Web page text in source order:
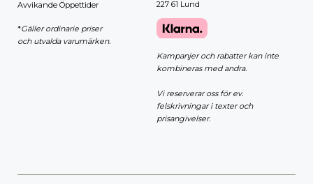
Avvikande Öppettider
*Gäller ordinarie priser
och utvalda varumärken.
227 61 Lund
Kampanjer och rabatter kan inte
kombineras med andra.
Vi reserverar oss för ev.
felskrivningar i texter och
prisangivelser.